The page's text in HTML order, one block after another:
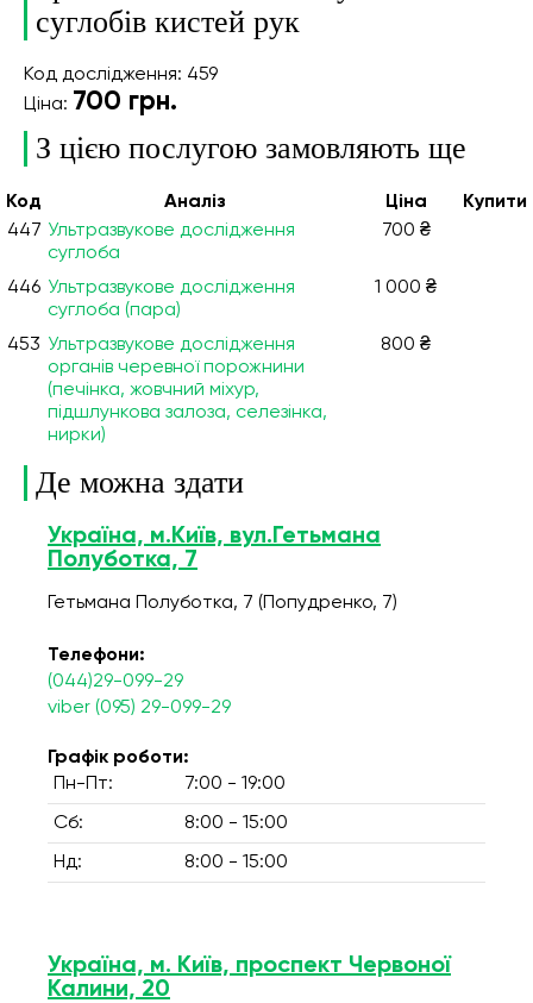
суглобів кистей рук
Код дослідження: 459
Ціна: 700 грн.
З цією послугою замовляють ще
Код Аналiз Ціна
Купити
447 Ультразвукове дослідження
суглоба
700 ₴
446 Ультразвукове дослідження
суглоба (пара)
1 000 ₴
453 Ультразвукове дослідження
органів черевної порожнини
(печінка, жовчний міхур,
підшлункова залоза, селезінка,
нирки)
800 ₴
Де можна здати
Україна, м.Київ, вул.Гетьмана
Полуботка, 7
Гетьмана Полуботка, 7 (Попудренко, 7)
Телефони:
(044)29-099-29
viber (095) 29-099-29
Графік роботи:
Пн-Пт:
7:00 - 19:00
Сб: 8:00 - 15:00
Нд: 8:00 - 15:00
Україна, м. Київ, проспект Червоної
Калини, 20